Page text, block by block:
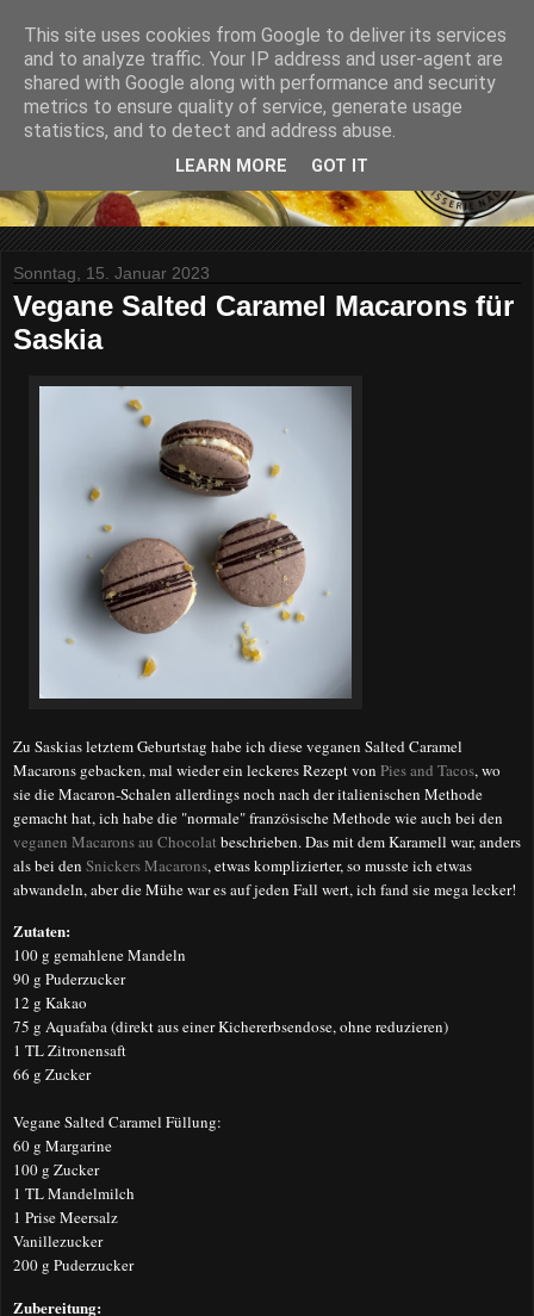
Sonntag, 15. Januar 2023
Vegane Salted Caramel Macarons für
Saskia
Zu Saskias letztem Geburtstag habe ich diese veganen Salted Caramel
Macarons gebacken, mal wieder ein leckeres Rezept von Pies and Tacos, wo
sie die Macaron-Schalen allerdings noch nach der italienischen Methode
gemacht hat, ich habe die "normale" französische Methode wie auch bei den
veganen Macarons au Chocolat beschrieben. Das mit dem Karamell war, anders
als bei den Snickers Macarons, etwas komplizierter, so musste ich etwas
abwandeln, aber die Mühe war es auf jeden Fall wert, ich fand sie mega lecker!
Zutaten:
100 g gemahlene Mandeln
90 g Puderzucker
12 g Kakao
75 g Aquafaba (direkt aus einer Kichererbsendose, ohne reduzieren)
1 TL Zitronensaft
66 g Zucker
VeganeSalted Caramel Füllung:
60 g Margarine
100 g Zucker
1 TL Mandelmilch
1 Prise Meersalz
Vanillezucker
200 g Puderzucker
Zubereitung:
This site uses cookies from Google to deliver its services
and to analyze traffic. Your IP address and user-agent are
shared with Google along with performance and security
metrics to ensure quality of service, generate usage
statistics, and to detect and address abuse.
LEARN MORE GOT IT